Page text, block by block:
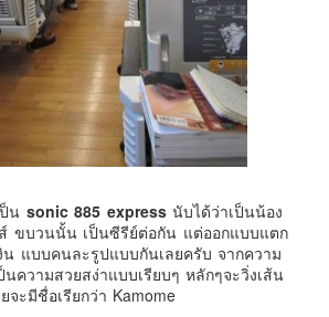
น sonic 885 expressนับได้ว่าเป็นน้อง
ส์ ขบวนนั้น เป็นซีรีย์ต่อกัน แต่ออกแบบแตก
น แบบคนละรูปแบบกันเลยครับ จากความ
ความสวยสง่าแบบเรียบๆ หลักๆจะวิ่งเส้น
ะมีชื่อเรียกว่า Kamome